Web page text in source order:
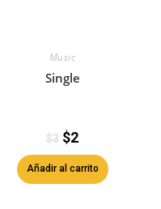
Music
Single
$3 $2
Añadir al carrito